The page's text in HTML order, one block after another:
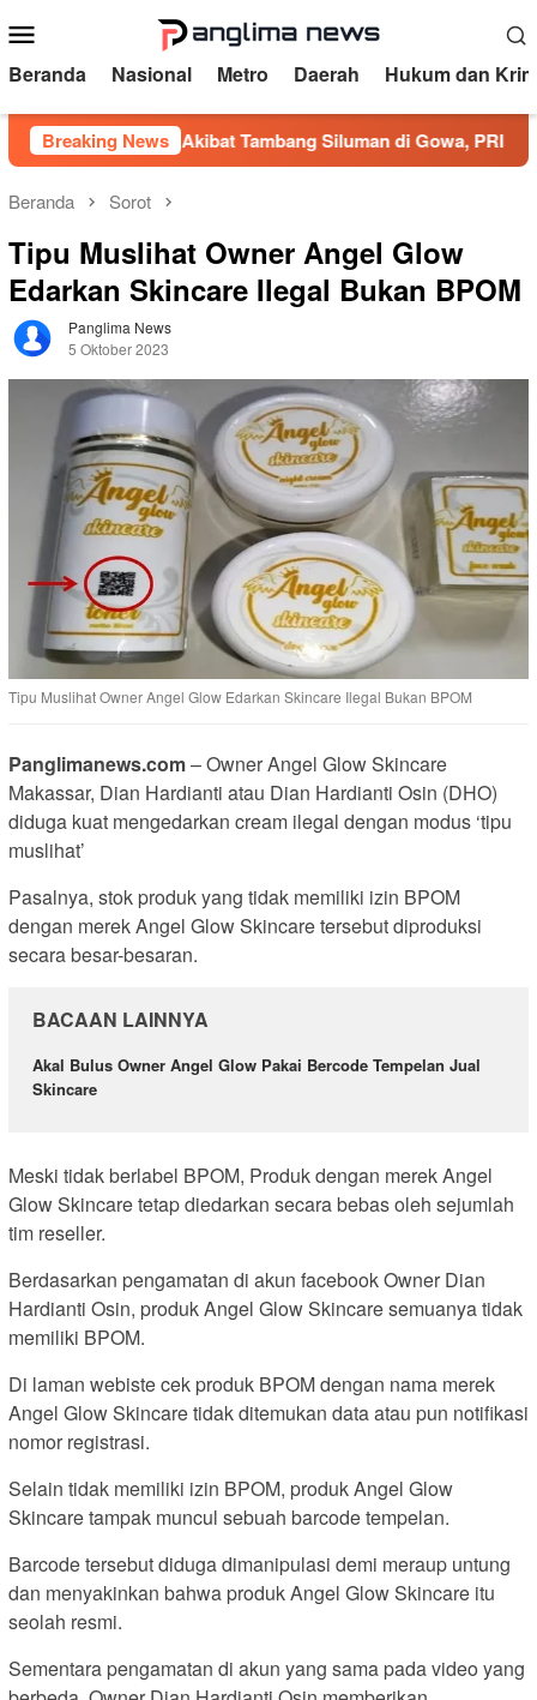
ke
kontenMobile
Beranda Nasional Metro Daerah Hukum dan
Breaking News
Akibat Tambang Siluman di Gowa, PRI Desak Kapolres
Beranda Sorot
Tipu Muslihat Owner Angel Glow
Edarkan Skincare Ilegal Bukan BPOM
Panglima News
5 Oktober 2023
Tipu Muslihat Owner Angel Glow Edarkan Skincare Ilegal Bukan BPOM
Panglimanews.com– Owner Angel Glow Skincare
Makassar, Dian Hardianti atau Dian Hardianti Osin (DHO)
diduga kuat mengedarkan cream ilegal dengan modus ‘tipu
muslihat’
Pasalnya, stok produk yang tidak memiliki izin BPOM
dengan merek Angel Glow Skincare tersebut diproduksi
secara besar-besaran.
BACAAN LAINNYA
Akal Bulus Owner Angel Glow Pakai Bercode Tempelan Jual
Skincare
Meski tidak berlabel BPOM, Produk dengan merek Angel
Glow Skincare tetap diedarkan secara bebas oleh sejumlah
tim reseller.
Berdasarkan pengamatan di akun facebook Owner Dian
Hardianti Osin, produk Angel Glow Skincare semuanya tidak
memiliki BPOM.
Di laman webiste cek produk BPOM dengan nama merek
Angel Glow Skincare tidak ditemukan data atau pun notifikasi
nomor registrasi.
Selain tidak memiliki izin BPOM, produk Angel Glow
Skincare tampak muncul sebuah barcode tempelan.
Barcode tersebut diduga dimanipulasi demi meraup untung
dan menyakinkan bahwa produk Angel Glow Skincare itu
seolah resmi.
Sementara pengamatan di akun yang sama pada video yang